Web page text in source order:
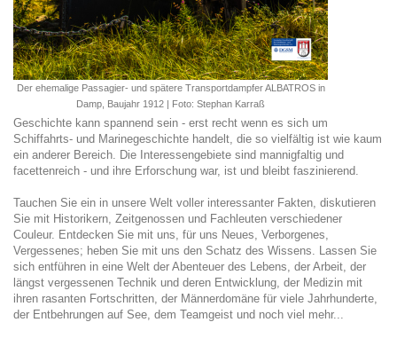
Der ehemalige Passagier- und spätere Transportdampfer ALBATROS in
Damp, Baujahr 1912 | Foto: Stephan Karraß
Geschichte kann spannend sein - erst recht wenn es sich um
Schiffahrts- und Marinegeschichte handelt, die so vielfältig ist wie kaum
ein anderer Bereich. Die Interessengebiete sind mannigfaltig und
facettenreich - und ihre Erforschung war, ist und bleibt faszinierend.
Tauchen Sie ein in unsere Welt voller interessanter Fakten, diskutieren
Sie mit Historikern, Zeitgenossen und Fachleuten verschiedener
Couleur. Entdecken Sie mit uns, für uns Neues, Verborgenes,
Vergessenes; heben Sie mit uns den Schatz des Wissens. Lassen Sie
sich entführen in eine Welt der Abenteuer des Lebens, der Arbeit, der
längst vergessenen Technik und deren Entwicklung, der Medizin mit
ihren rasanten Fortschritten, der Männerdomäne für viele Jahrhunderte,
der Entbehrungen auf See, dem Teamgeist und noch viel mehr...